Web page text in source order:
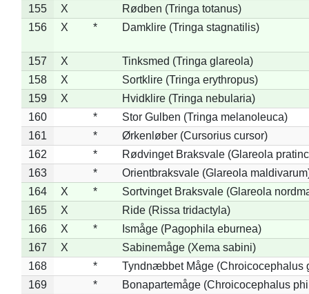
155
X
Rødben (Tringa totanus)
156
X * Damklire (Tringa stagnatilis)
157 X
Tinksmed (Tringa glareola)
158
X
Sortklire (Tringa erythropus)
159
X
Hvidklire (Tringa nebularia)
160
*
Stor Gulben (Tringa melanoleuca)
161
*
Ørkenløber (Cursorius cursor)
162
*
Rødvinget Braksvale (Glareola
163
*
Orientbraksvale (Glareola
164
X *
Sortvinget Braksvale (Glareola
165
X
Ride (Rissa tridactyla)
166
X *
Ismåge (Pagophila eburnea)
167
X
Sabinemåge (Xema sabini)
168
*
Tyndnæbbet Måge (Chroicocephalus
169
*
Bonapartemåge (Chroicocephalus